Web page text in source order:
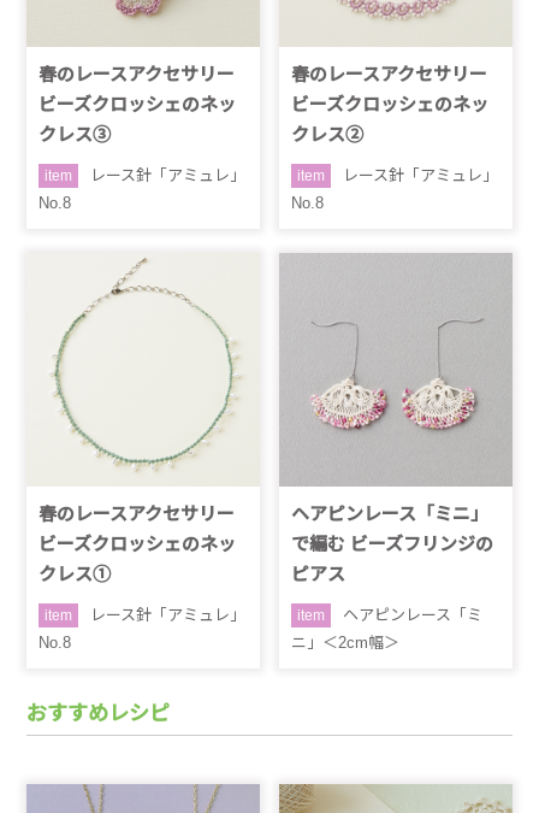
春のレースアクセサリー
ビーズクロッシェのネッ
クレス③
item
レース針「アミュレ」
No.8
春のレースアクセサリー
ビーズクロッシェのネッ
クレス②
item
レース針「アミュレ」
No.8
春のレースアクセサリー
ビーズクロッシェのネッ
クレス①
item
レース針「アミュレ」
No.8
ヘアピンレース「ミニ」
で編む ビーズフリンジの
ピアス
item
ヘアピンレース「ミ
ニ」＜2cm幅＞
おすすめレシピ